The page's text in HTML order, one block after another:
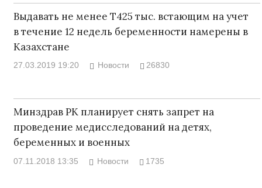
Выдавать не менее Т425 тыс. встающим на учет
в течение 12 недель беременности намерены в
Казахстане
27.03.2019 19:20 Новости 26830
Минздрав РК планирует снять запрет на
проведение медисследований на детях,
беременных и военных
07.11.2018 13:35 Новости 1735